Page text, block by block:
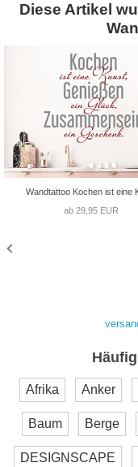
Diese Artikel
Wandtattoo Kochen ist eine
ab 29,95 EUR
Afrika Anker
Baum Berge
DESIGNSCAPE